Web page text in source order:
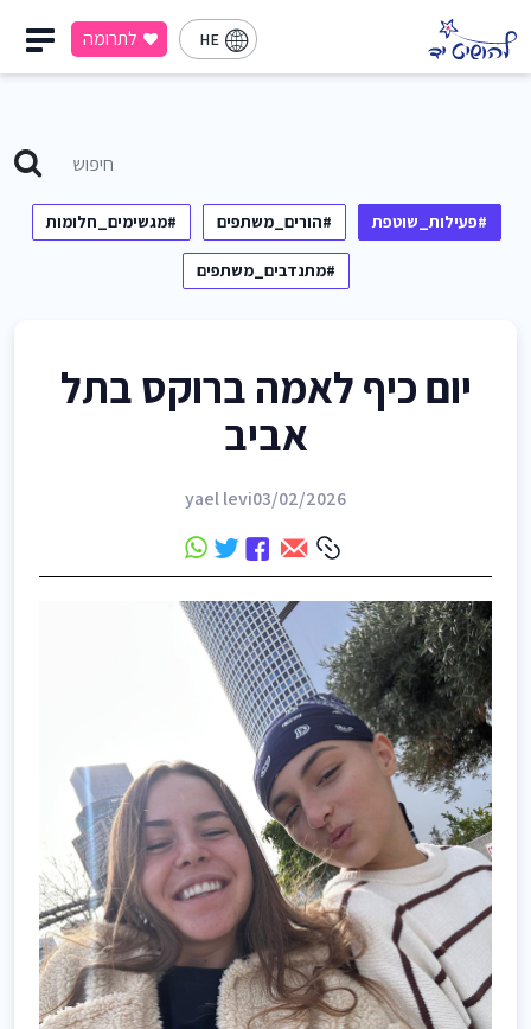
HE לתרומה
#פעילות_שוטפת #הורים_משתפים #מגשימים_חלומות
#מתנדבים_משתפים
יום כיף לאמה ברוקס בתל
אביב
yael levi03/02/2026